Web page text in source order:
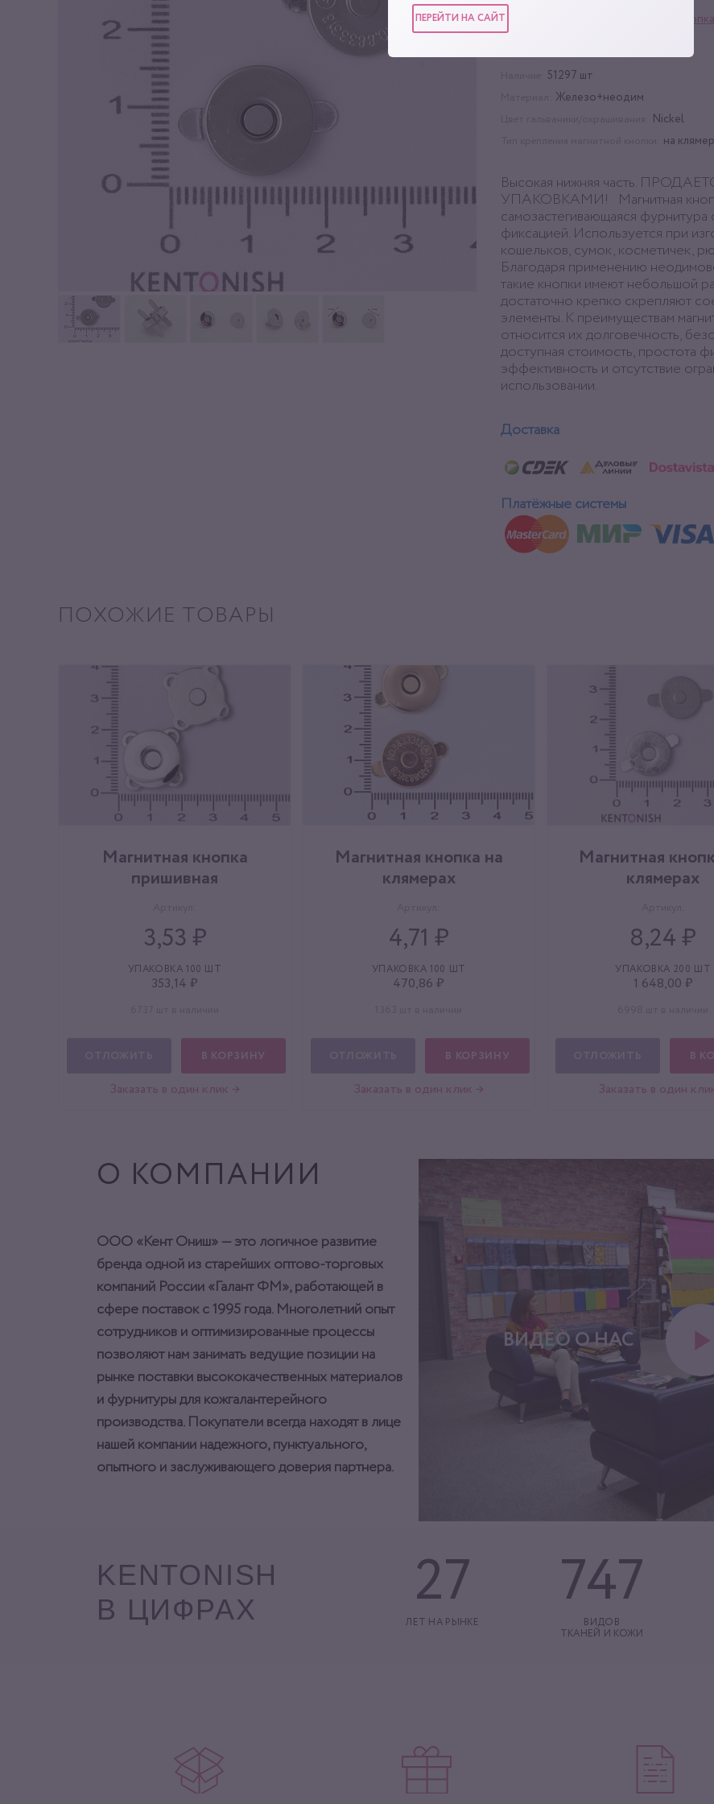
Категории:
51297 шт
Железо+неодим
Nickel
на
Высокая нижняя часть.
УПАКОВКАМИ! Магнитная
самозастегивающаяся фурнитура
фиксацией. Используется при
кошельков, сумок, косметичек,
Благодаря применению
такие кнопки имеют небольшой
достаточно крепко скрепляют
элементы. К преимуществам
относится их долговечность,
доступная стоимость, простота
эффективность и отсутствие
использовании.
Доставка
Платёжные системы
ПОХОЖИЕ ТОВАРЫ
Магнитная кнопка
пришивная
3,53 ₽
УПАКОВКА 100 ШТ
353,14 ₽
В КОРЗИНУ
Заказать в один клик →
Магнитная кнопка на
клямерах
4,71 ₽
УПАКОВКА 100 ШТ
470,86 ₽
В КОРЗИНУ
Заказать в один клик →
Магнитная
клямерах
8,24 ₽
УПАКОВКА 200 ШТ
1 648,00 ₽
В
Заказать в один
О КОМПАНИИ
ООО «Кент Ониш» — это логичное развитие
бренда одной из старейших оптово-торговых
компаний России «Галант ФМ», работающей в
сфере поставок с 1995 года. Многолетний опыт
сотрудников и оптимизированные процессы
позволяют нам занимать ведущие позиции на
рынке поставки высококачественных материалов
и фурнитуры для кожгалантерейного
производства. Покупатели всегда находят в лице
нашей компании надежного, пунктуального,
опытного и заслуживающего доверия партнера.
ВИДЕО О НАС
KENTONISH
В ЦИФРАХ
27
ЛЕТ НА РЫНКЕ
747
ВИДОВ
ТКАНЕЙ И КОЖИ
ПЕРЕЙТИ НА САЙТ